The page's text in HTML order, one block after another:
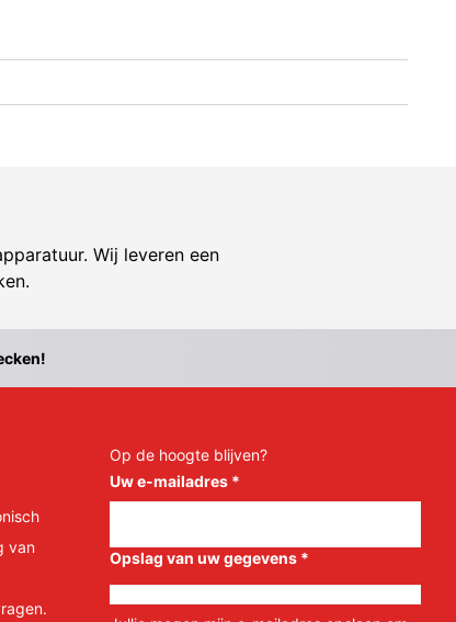
Wij leveren een
van
Op de hoogte blijven?
Uw e-mailadres *
Opslag van uw gegevens *